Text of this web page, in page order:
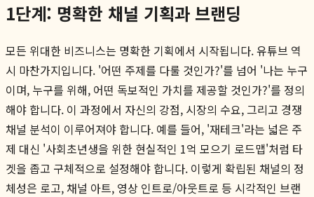
1단계: 명확한 채널 기획과 브랜딩
모든 위대한 비즈니스는 명확한 기획에서 시작됩니다. 유튜브 역
시 마찬가지입니다. '어떤 주제를 다룰 것인가?'를 넘어 '나는 누구
이며, 누구를 위해, 어떤 독보적인 가치를 제공할 것인가?'를 정의
해야 합니다. 이 과정에서 자신의 강점, 시장의 수요, 그리고 경쟁
채널 분석이 이루어져야 합니다. 예를 들어, '재테크'라는 넓은 주
제 대신 '사회초년생을 위한 현실적인 1억 모으기 로드맵'처럼 타
겟을 좁고 구체적으로 설정해야 합니다. 이렇게 확립된 채널의 정
체성은 로고, 채널 아트, 영상 인트로/아웃트로 등 시각적인 브랜